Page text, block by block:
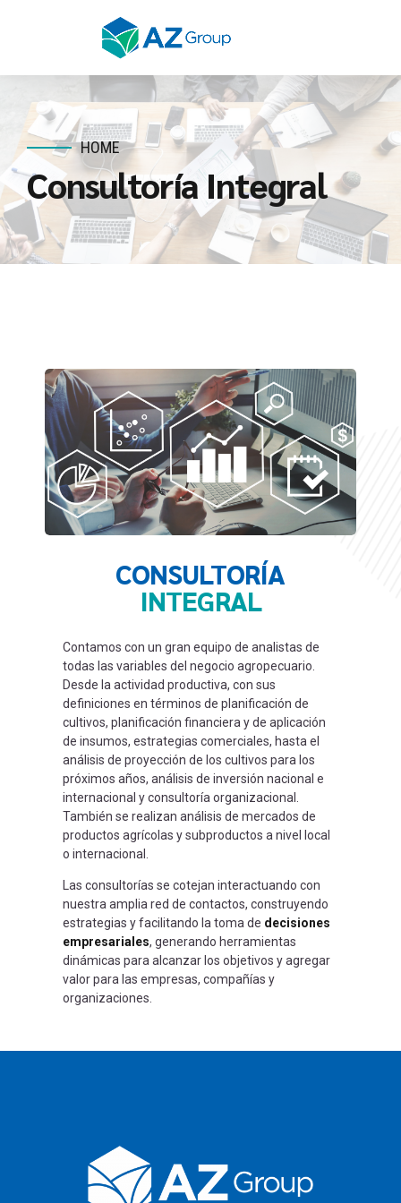
HOME
Consultoría Integral
CONSULTORÍA
INTEGRAL
Contamos con un gran equipo de analistas de
todas las variables del negocio agropecuario.
Desde la actividad productiva, con sus
definiciones en términos de planificación de
cultivos, planificación financiera y de aplicación
de insumos, estrategias comerciales, hasta el
análisis de proyección de los cultivos para los
próximos años, análisis de inversión nacional e
internacional y consultoría organizacional.
También se realizan análisis de mercados de
productos agrícolas y subproductos a nivel local
o internacional.
Las consultorías se cotejan interactuando con
nuestra amplia red de contactos, construyendo
estrategias y facilitando la toma de decisiones
empresariales, generando herramientas
dinámicas para alcanzar los objetivos y agregar
valor para las empresas, compañías y
organizaciones.